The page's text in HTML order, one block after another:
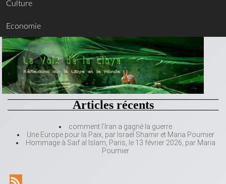
Culture
Economie
Articles récents
comment l’Iran a gagné la guerre
Une Europe pour la Paix, par Israël Shamir et Maria Poumier
Hommage à Saif al Islam, Paris, le 13 février 2026, par Maria
Poumier